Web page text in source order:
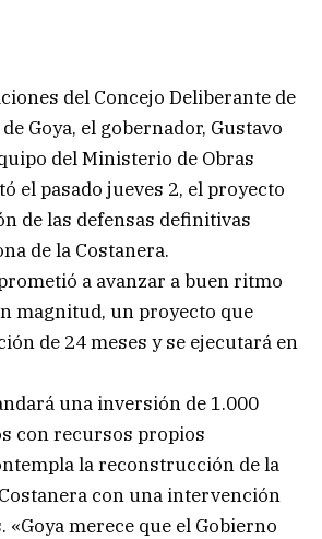
del Concejo Deliberante de
Goya, el gobernador, Gustavo
del Ministerio de Obras
el pasado jueves 2, el proyecto
de las defensas definitivas
de la Costanera.
a avanzar a buen ritmo
magnitud, un proyecto que
de 24 meses y se ejecutará en
una inversión de 1.000
con recursos propios
la reconstrucción de la
con una intervención
«Goya merece que el Gobierno